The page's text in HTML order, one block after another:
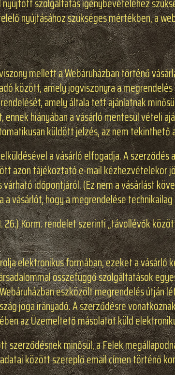
nyújtott szolgáltatás igénybevételéhez
nyújtásához szükséges mértékben, a
mellett a Webáruházban történő
között, amely jogviszonyra a
amely általa tett ajánlatnak
hiányában a vásárló mentesül vételi
küldött jelzés, az nem
a vásárló elfogadja. A
azon tájékoztató e-mail kézhezvételekor
időpontjáról. (Ez nem a vásárlást
vásárlót, hogy a megrendelése
Korm. rendelet szerinti „távollévők
elektronikus formában, ezeket a vásárló
összefüggő szolgáltatások
eszközölt megrendelés
joga irányadó. A szerződésre
az Üzemeltető másolatot küld
minősül, a Felek
között szereplő email címen történő